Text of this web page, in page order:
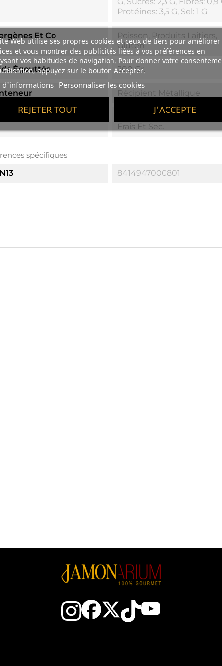
Web utilise ses propres cookies et ceux de tiers pour améliorer
et vous montrer des publicités liées à vos préférences en
vos habitudes de navigation. Pour donner votre
appuyez sur le bouton Accepter.
d'informations Personnaliser les cookies
REJETER TOUT J'ACCEPTE
Protéines: 3,5 G, Sel: 1 G
Et Co
Poisson, Produits Laitiers,
Gluten
Égouttés 200 Gr.
Récipient Métallique
Conserver Dans Un
Frais Et Sec.
spécifiques
8414947000801